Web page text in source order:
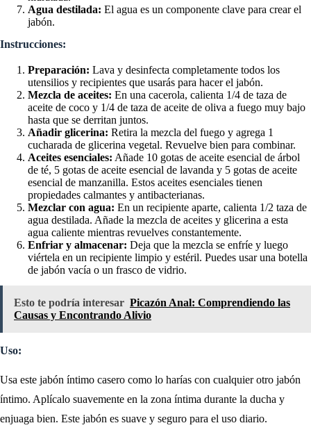
Agua destilada: El agua es un componente clave para crear el
jabón.
Instrucciones:
Preparación: Lava y desinfecta completamente todos los
utensilios y recipientes que usarás para hacer el jabón.
Mezcla de aceites: En una cacerola, calienta 1/4 de taza de
aceite de coco y 1/4 de taza de aceite de oliva a fuego muy bajo
hasta que se derritan juntos.
Añadir glicerina: Retira la mezcla del fuego y agrega 1
cucharada de glicerina vegetal. Revuelve bien para combinar.
Aceites esenciales: Añade 10 gotas de aceite esencial de árbol
de té, 5 gotas de aceite esencial de lavanda y 5 gotas de aceite
esencial de manzanilla. Estos aceites esenciales tienen
propiedades calmantes y antibacterianas.
Mezclar con agua: En un recipiente aparte, calienta 1/2 taza de
agua destilada. Añade la mezcla de aceites y glicerina a esta
agua caliente mientras revuelves constantemente.
Enfriar y almacenar: Deja que la mezcla se enfríe y luego
viértela en un recipiente limpio y estéril. Puedes usar una botella
de jabón vacía o un frasco de vidrio.
Esto te podría interesar Picazón Anal: Comprendiendo las
Causas y Encontrando Alivio
Uso:
Usa este jabón íntimo casero como lo harías con cualquier otro jabón
íntimo. Aplícalo suavemente en la zona íntima durante la ducha y
enjuaga bien. Este jabón es suave y seguro para el uso diario.